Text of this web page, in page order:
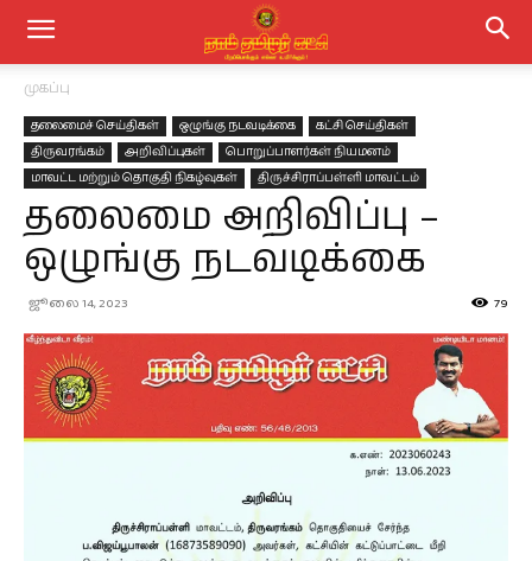
முகப்பு
தலைமைச் செய்திகள் ஒழுங்கு நடவடிக்கை
கட்சி செய்திகள்
திருவரங்கம்
அறிவிப்புகள்
பொறுப்பாளர்கள் நியமனம்
மாவட்ட மற்றும் தொகுதி நிகழ்வுகள்
திருச்சிராப்பள்ளி மாவட்டம்
தலைமை அறிவிப்பு –
ஒழுங்கு நடவடிக்கை
ஜூலை 14, 2023 79